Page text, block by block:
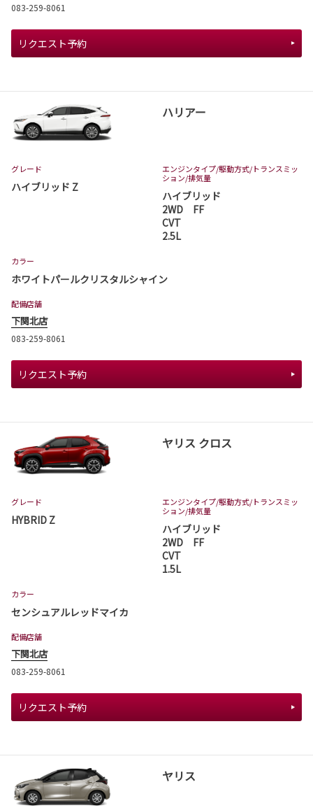
083-259-8061
リクエスト予約
ハリアー
グレード
ハイブリッド Z
エンジンタイプ/駆動方式/トランスミッ
ション/排気量
ハイブリッド
2WD FF
CVT
2.5L
カラー
ホワイトパールクリスタルシャイン
配備店舗
下関北店
083-259-8061
リクエスト予約
ヤリス クロス
グレード
HYBRID Z
エンジンタイプ/駆動方式/トランスミッ
ション/排気量
ハイブリッド
2WD FF
CVT
1.5L
カラー
センシュアルレッドマイカ
配備店舗
下関北店
083-259-8061
リクエスト予約
ヤリス